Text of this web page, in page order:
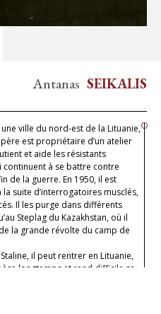
Antanas SEIKALIS
ville du nord-est de la Lituanie,
est propriétaire d’un atelier
et aide les résistants
à se battre contre
de la guerre. En 1950, il est
suite d’interrogatoires musclés,
Il les purge dans différents
Steplag du Kazakhstan, où il
la grande révolte du camp de
il peut rentrer en Lituanie,
longtemps et rend difficile sa
1990, avec la fin du régime,
archives du KGB de Vilnius, il